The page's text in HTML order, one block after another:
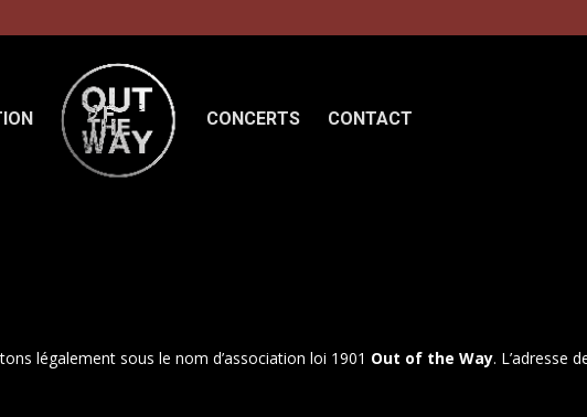
CONCERTS CONTACT
légalement sous le nom d’association loi 1901 Out of the Way. L’adresse